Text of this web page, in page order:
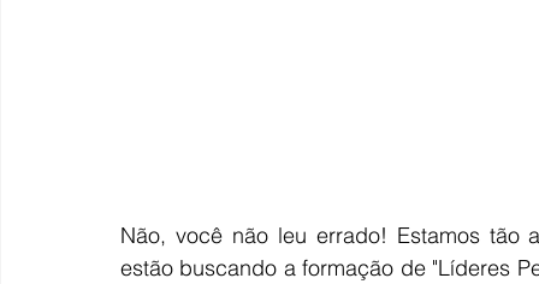
Não, você não leu errado! Estamos tão
estão buscando a formação de "Líderes